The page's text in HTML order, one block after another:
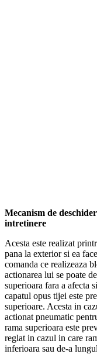
Mecanism de
intretinere
Acesta este realizat
pana la exterior si ea
comanda ce realizeaza
actionarea lui se poate
superioara fara a afecta
capatul opus tijei este
superioare. Acesta in
actionat pneumatic
rama superioara este
reglat in cazul in care
inferioara sau de-a